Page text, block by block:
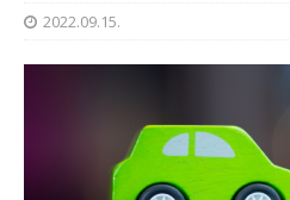
2022.09.15.